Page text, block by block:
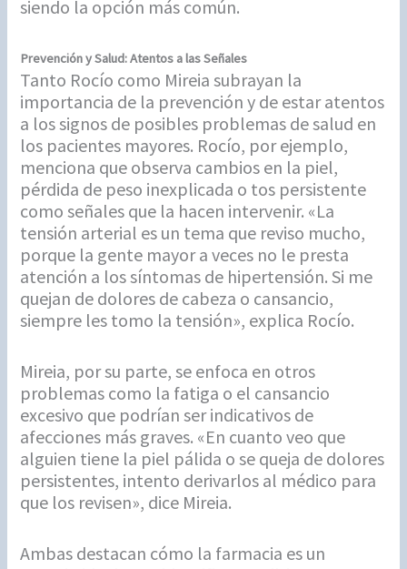
siendo la opción más común.
Prevención y Salud: Atentos a las Señales
Tanto Rocío como Mireia subrayan la
importancia de la prevención y de estar atentos
a los signos de posibles problemas de salud en
los pacientes mayores. Rocío, por ejemplo,
menciona que observa cambios en la piel,
pérdida de peso inexplicada o tos persistente
como señales que la hacen intervenir. «La
tensión arterial es un tema que reviso mucho,
porque la gente mayor a veces no le presta
atención a los síntomas de hipertensión. Si me
quejan de dolores de cabeza o cansancio,
siempre les tomo la tensión», explica Rocío.
Mireia, por su parte, se enfoca en otros
problemas como la fatiga o el cansancio
excesivo que podrían ser indicativos de
afecciones más graves. «En cuanto veo que
alguien tiene la piel pálida o se queja de dolores
persistentes, intento derivarlos al médico para
que los revisen», dice Mireia.
Ambas destacan cómo la farmacia es un